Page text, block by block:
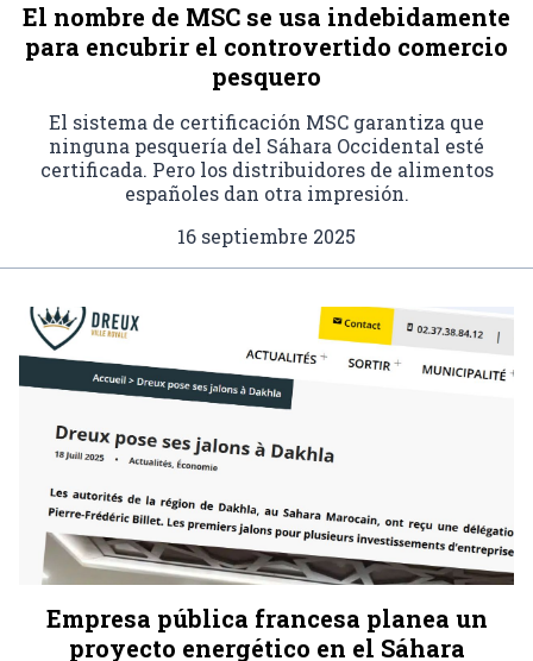
El nombre de MSC se usa indebidamente
para encubrir el controvertido comercio
pesquero
El sistema de certificación MSC garantiza que
ninguna pesquería del Sáhara Occidental esté
certificada. Pero los distribuidores de alimentos
españoles dan otra impresión.
16 septiembre 2025
Empresa pública francesa planea un
proyecto energético en el Sáhara